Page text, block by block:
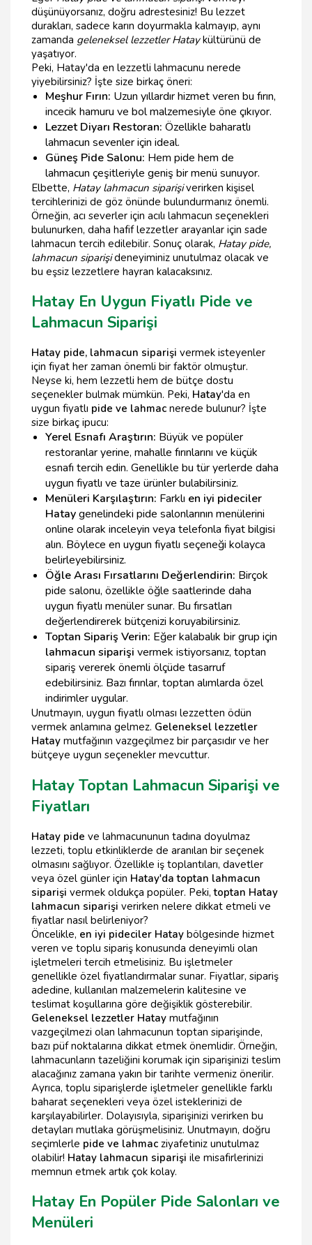
düşünüyorsanız, doğru adrestesiniz! Bu lezzet
durakları, sadece karın doyurmakla kalmayıp, aynı
zamanda geleneksel lezzetler Hataykültürünü de
yaşatıyor.
Peki, Hatay'da en lezzetli lahmacunu nerede
yiyebilirsiniz? İşte size birkaç öneri:
Meşhur Fırın: Uzun yıllardır hizmet veren bu fırın,
incecik hamuru ve bol malzemesiyle öne çıkıyor.
Lezzet Diyarı Restoran: Özellikle baharatlı
lahmacun sevenler için ideal.
Güneş Pide Salonu: Hem pide hem de
lahmacun çeşitleriyle geniş bir menü sunuyor.
Elbette, Hatay lahmacun siparişiverirken kişisel
tercihlerinizi de göz önünde bulundurmanız önemli.
Örneğin, acı severler için acılı lahmacun seçenekleri
bulunurken, daha hafif lezzetler arayanlar için sade
lahmacun tercih edilebilir. Sonuç olarak, Hatay pide,
lahmacun siparişideneyiminiz unutulmaz olacak ve
bu eşsiz lezzetlere hayran kalacaksınız.
Hatay En Uygun Fiyatlı Pide ve
Lahmacun Siparişi
Hatay pide, lahmacun siparişi vermek isteyenler
için fiyat her zaman önemli bir faktör olmuştur.
Neyse ki, hem lezzetli hem de bütçe dostu
seçenekler bulmak mümkün. Peki, Hatay'da en
uygun fiyatlı pide ve lahmac nerede bulunur? İşte
size birkaç ipucu:
Yerel Esnafı Araştırın: Büyük ve popüler
restoranlar yerine, mahalle fırınlarını ve küçük
esnafı tercih edin. Genellikle bu tür yerlerde daha
uygun fiyatlı ve taze ürünler bulabilirsiniz.
Menüleri Karşılaştırın: Farklı en iyi pideciler
Hataygenelindeki pide salonlarının menülerini
online olarak inceleyin veya telefonla fiyat bilgisi
alın. Böylece en uygun fiyatlı seçeneği kolayca
belirleyebilirsiniz.
Öğle Arası Fırsatlarını Değerlendirin: Birçok
pide salonu, özellikle öğle saatlerinde daha
uygun fiyatlı menüler sunar. Bu fırsatları
değerlendirerek bütçenizi koruyabilirsiniz.
Toptan Sipariş Verin: Eğer kalabalık bir grup için
lahmacun siparişi vermek istiyorsanız, toptan
sipariş vererek önemli ölçüde tasarruf
edebilirsiniz. Bazı fırınlar, toptan alımlarda özel
indirimler uygular.
Unutmayın, uygun fiyatlı olması lezzetten ödün
vermek anlamına gelmez. Geleneksel lezzetler
Hatay mutfağının vazgeçilmez bir parçasıdır ve her
bütçeye uygun seçenekler mevcuttur.
Hatay Toptan Lahmacun Siparişi ve
Fiyatları
Hatay pide ve lahmacununun tadına doyulmaz
lezzeti, toplu etkinliklerde de aranılan bir seçenek
olmasını sağlıyor. Özellikle iş toplantıları, davetler
veya özel günler için Hatay'da toptan lahmacun
siparişi vermek oldukça popüler. Peki,toptan Hatay
lahmacun siparişi verirken nelere dikkat etmeli ve
fiyatlar nasıl belirleniyor?
Öncelikle, en iyi pideciler Hatay bölgesinde hizmet
veren ve toplu sipariş konusunda deneyimli olan
işletmeleri tercih etmelisiniz. Bu işletmeler
genellikle özel fiyatlandırmalar sunar. Fiyatlar, sipariş
adedine, kullanılan malzemelerin kalitesine ve
teslimat koşullarına göre değişiklik gösterebilir.
Geleneksel lezzetler Hatay mutfağının
vazgeçilmezi olan lahmacunun toptan siparişinde,
bazı püf noktalarına dikkat etmek önemlidir. Örneğin,
lahmacunların tazeliğini korumak için siparişinizi teslim
alacağınız zamana yakın bir tarihte vermeniz önerilir.
Ayrıca, toplu siparişlerde işletmeler genellikle farklı
baharat seçenekleri veya özel isteklerinizi de
karşılayabilirler. Dolayısıyla, siparişinizi verirken bu
detayları mutlaka görüşmelisiniz. Unutmayın, doğru
seçimlerle pide ve lahmac ziyafetiniz unutulmaz
olabilir! Hatay lahmacun siparişi ile misafirlerinizi
memnun etmek artık çok kolay.
Hatay En Popüler Pide Salonları ve
Menüleri